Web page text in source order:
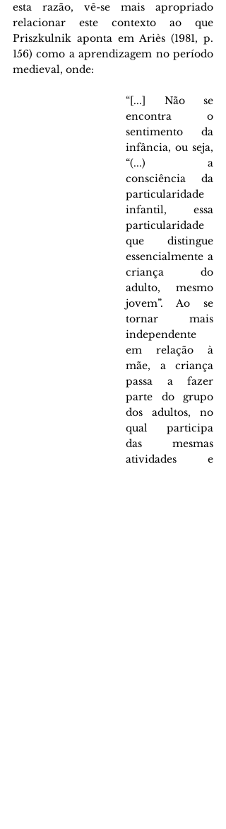
esta razão, vê-se mais apropriado
relacionar este contexto ao que
Priszkulnik aponta em Ariès (1981, p.
156) como a aprendizagem no período
medieval, onde:
“[...] Não se
encontra o
sentimento da
infância, ou seja,
“(...) a
consciência da
particularidade
infantil, essa
particularidade
que distingue
essencialmente a
criança do
adulto, mesmo
jovem”. Ao se
tornar mais
independente
em relação à
mãe, a criança
passa a fazer
parte do grupo
dos adultos, no
qual participa
das mesmas
atividades e